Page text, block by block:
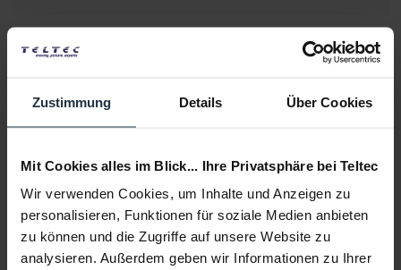
Zustimmung Details Über Cookies
Mit Cookies alles im Blick... Ihre Privatsphäre bei Teltec
Wir verwenden Cookies, um Inhalte und Anzeigen zu
personalisieren, Funktionen für soziale Medien anbieten
zu können und die Zugriffe auf unsere Website zu
analysieren. Außerdem geben wir Informationen zu Ihrer
Beschreibung
ACL 204 Externe Antenne, gewinkeltmehr
Beratung